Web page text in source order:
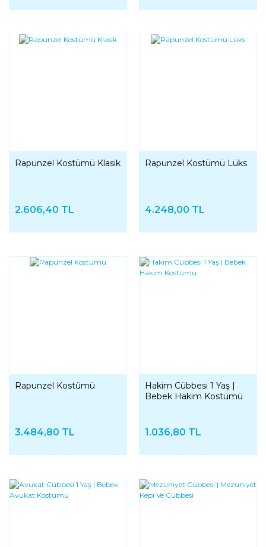
Rapunzel Kostümü Klasik
2.606,40 TL
Rapunzel Kostümü Lüks
4.248,00 TL
Rapunzel Kostümü
3.484,80 TL
Hakim Cübbesi 1 Yaş |
Bebek Hakim Kostümü
1.036,80 TL